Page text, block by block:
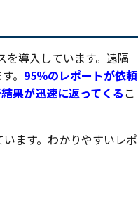
導入しています。遠隔
。 95％のレポートが依頼
果が迅速に返ってくる こ
ます。わかりやすいレポ